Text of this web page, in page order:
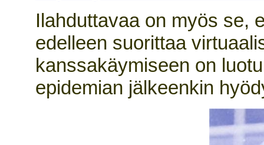
Ilahduttavaa on myös se,
edelleen suorittaa
kanssakäymiseen on
epidemian jälkeenkin